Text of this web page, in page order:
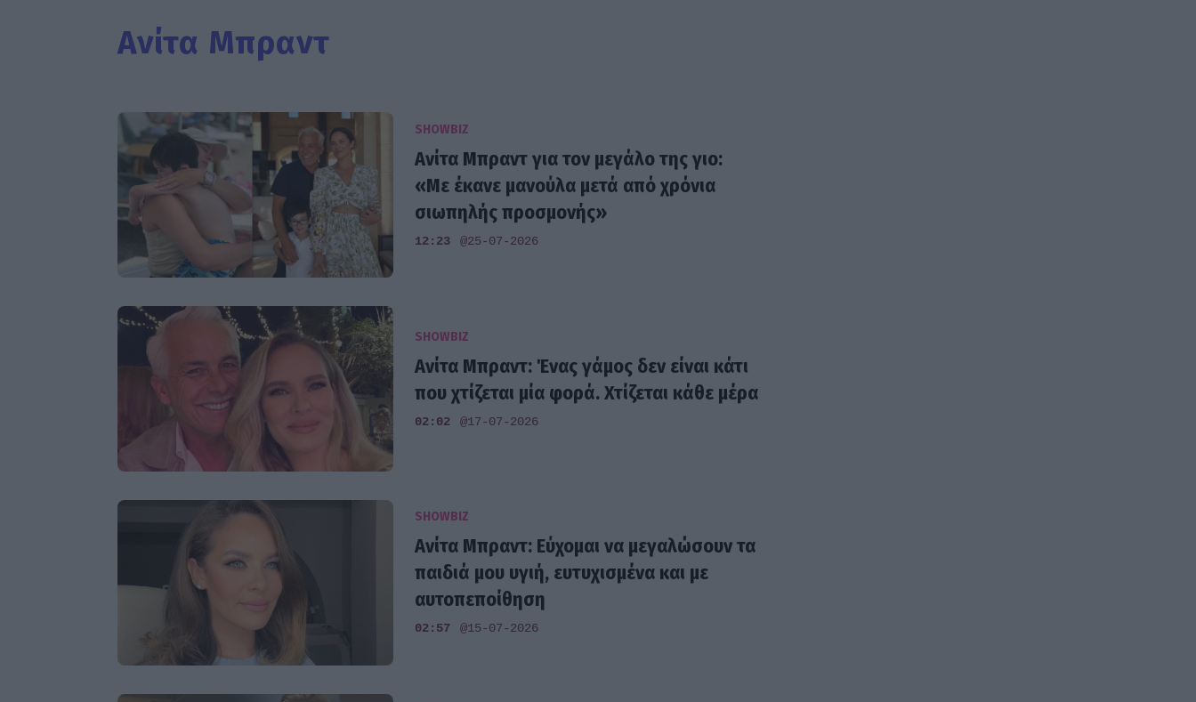
Ανίτα Μπραντ
SHOWBIZ
Ανίτα Μπραντ για τον μεγάλο της γιο:
«Με έκανε μανούλα μετά από χρόνια
σιωπηλής προσμονής»
12:23 @25-07-2026
SHOWBIZ
Ανίτα Μπραντ: Ένας γάμος δεν είναι κάτι
που χτίζεται μία φορά. Χτίζεται κάθε μέρα
02:02 @17-07-2026
SHOWBIZ
Ανίτα Μπραντ: Εύχομαι να μεγαλώσουν τα
παιδιά μου υγιή, ευτυχισμένα και με
αυτοπεποίθηση
02:57 @15-07-2026